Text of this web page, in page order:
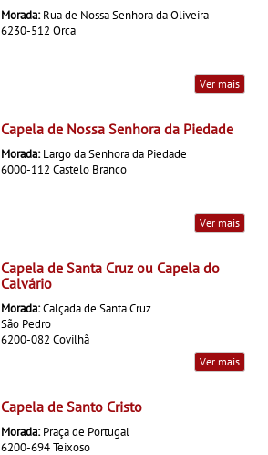
Morada: Rua de Nossa Senhora da Oliveira
6230-512 Orca
Ver mais
Capela de Nossa Senhora da Piedade
Morada: Largo da Senhora da Piedade
6000-112 Castelo Branco
Ver mais
Capela de Santa Cruz ou Capela do
Calvário
Morada:Calçada de Santa Cruz
São Pedro
6200-082 Covilhã
Ver mais
Capela de Santo Cristo
Morada: Praça de Portugal
6200-694 Teixoso